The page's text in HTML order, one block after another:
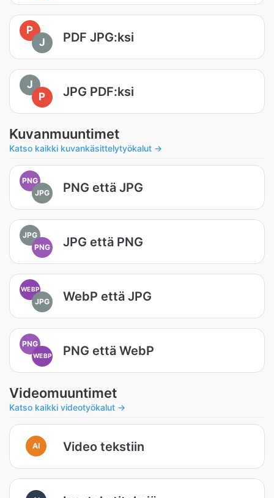
P
J
PDF JPG:ksi
J
P
JPG PDF:ksi
Kuvanmuuntimet
Katso kaikki kuvankäsittelytyökalut →
PNG
JPG
PNG että JPG
JPG
PNG
JPG että PNG
WEBP
JPG WebP että JPG
PNG
WEBP PNG että WebP
Videomuuntimet
Katso kaikki videotyökalut →
AI Video tekstiin